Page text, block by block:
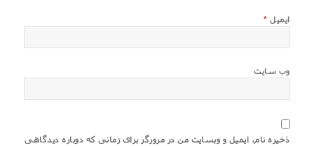
ایمیل *
وب‌ سایت
ذخیره نام، ایمیل و وبسایت من در مرورگر برای زمانی که دوباره دیدگاهی